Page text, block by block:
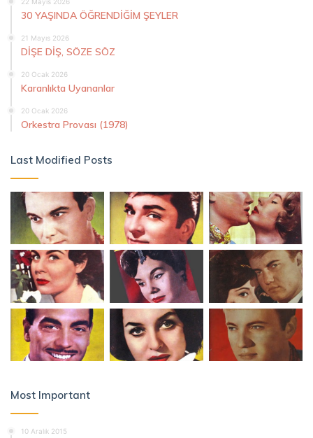
30 YAŞINDA ÖĞRENDİĞİM ŞEYLER
21 Mayıs 2026
DİŞE DİŞ, SÖZE SÖZ
20 Ocak 2026
Karanlıkta Uyananlar
20 Ocak 2026
Orkestra Provası (1978)
Last Modified Posts
Most Important
10 Aralık 2015